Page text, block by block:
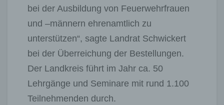
bei der Ausbildung von Feuerwehrfrauen
und –männern ehrenamtlich zu
unterstützen“, sagte Landrat Schwickert
bei der Überreichung der Bestellungen.
Der Landkreis führt im Jahr ca. 50
Lehrgänge und Seminare mit rund 1.100
Teilnehmenden durch.